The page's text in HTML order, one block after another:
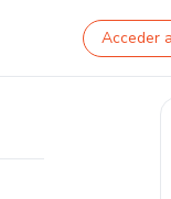
Acceder